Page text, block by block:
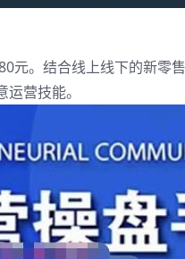
元。结合线上线下的新零
营技能。